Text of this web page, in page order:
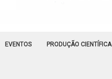
EVENTOS PRODUÇÃO CIENTÍFICA